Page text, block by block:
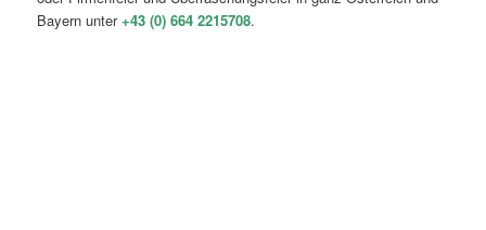
Bayern unter+43 (0) 664 2215708.